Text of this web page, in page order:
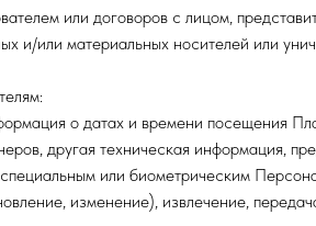
или договоров с лицом,
и/или материальных носителей или
о датах и времени посещения
другая техническая информация,
или биометрическим
изменение), извлечение,